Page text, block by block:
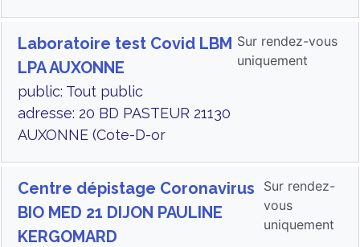
Laboratoire test Covid LBM
LPA AUXONNE
public: Tout public
adresse: 20 BD PASTEUR 21130
AUXONNE (Cote-D-or
Sur rendez-vous
uniquement
Centre dépistage Coronavirus
BIO MED 21 DIJON PAULINE
KERGOMARD
Sur rendez-
vous
uniquement